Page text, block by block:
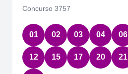
Concurso 3757
01 02 03 04 06
12 15 17 20 21